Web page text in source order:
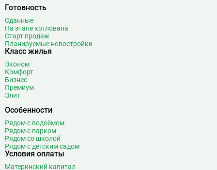
Готовность
Сданные
На этапе котлована
Старт продаж
Планируемые новостройки
Класс жилья
Эконом
Комфорт
Бизнес
Премиум
Элит
Особенности
Рядом с водоёмом
Рядом с парком
Рядом со школой
Рядом с детским садом
Условия оплаты
Материнский капитал